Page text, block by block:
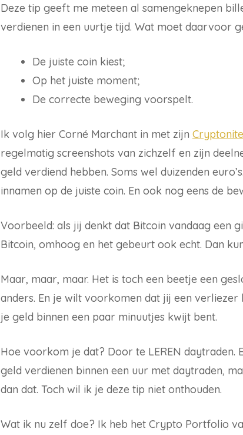
Deze tip geeft me meteen al samengeknepen
verdienen in een uurtje tijd. Wat moet daarvoor
De juiste coin kiest;
Op het juiste moment;
De correcte beweging voorspelt.
Ik volg hier Corné Marchant in met zijn
regelmatig screenshots van zichzelf en zijn
geld verdiend hebben. Soms wel duizenden
innamen op de juiste coin. En ook nog eens de
Voorbeeld: als jij denkt dat Bitcoin vandaag een
Bitcoin, omhoog en het gebeurt ook echt. Dan
Maar, maar, maar. Het is toch een beetje een
anders. En je wilt voorkomen dat jij een
je geld binnen een paar minuutjes kwijt bent.
Hoe voorkom je dat? Door te LEREN daytraden.
geld verdienen binnen een uur met daytraden,
dan dat. Toch wil ik je deze tip niet onthouden.
Wat ik nu zelf doe? Ik heb het Crypto Portfolio